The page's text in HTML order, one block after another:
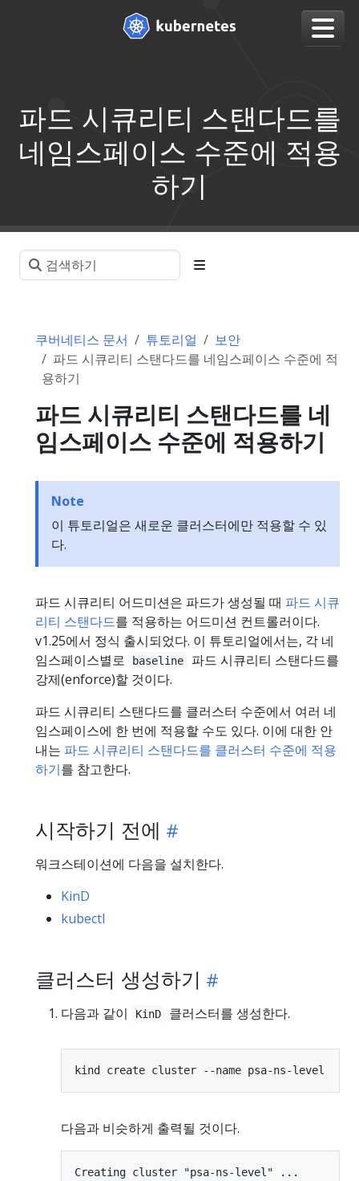
파드 시큐리티 스탠다드를
네임스페이스 수준에 적용
하기
쿠버네티스 문서 튜토리얼
보안
파드 시큐리티 스탠다드를 네임스페이스 수준에 적
용하기
파드 시큐리티 스탠다드를 네
임스페이스 수준에 적용하기
Note
이 튜토리얼은 새로운 클러스터에만 적용할 수 있
다.
파드 시큐리티 어드미션은 파드가 생성될 때 파드 시큐
리티 스탠다드를 적용하는 어드미션 컨트롤러이다.
v1.25에서 정식 출시되었다. 이 튜토리얼에서는, 각 네
임스페이스별로
baseline
파드 시큐리티 스탠다드를
강제(enforce)할 것이다.
파드 시큐리티 스탠다드를 클러스터 수준에서 여러 네
임스페이스에 한 번에 적용할 수도 있다. 이에 대한 안
내는 파드 시큐리티 스탠다드를 클러스터 수준에 적용
하기를 참고한다.
시작하기 전에
워크스테이션에 다음을 설치한다.
KinD
kubectl
클러스터 생성하기
다음과 같이 KinD 클러스터를 생성한다.
다음과 비슷하게 출력될 것이다.
Creating cluster "psa-ns-level" ...